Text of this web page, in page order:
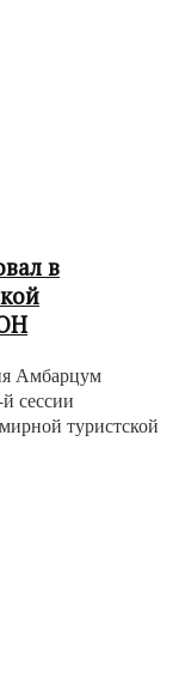
в
Амбарцум
сессии
туристской